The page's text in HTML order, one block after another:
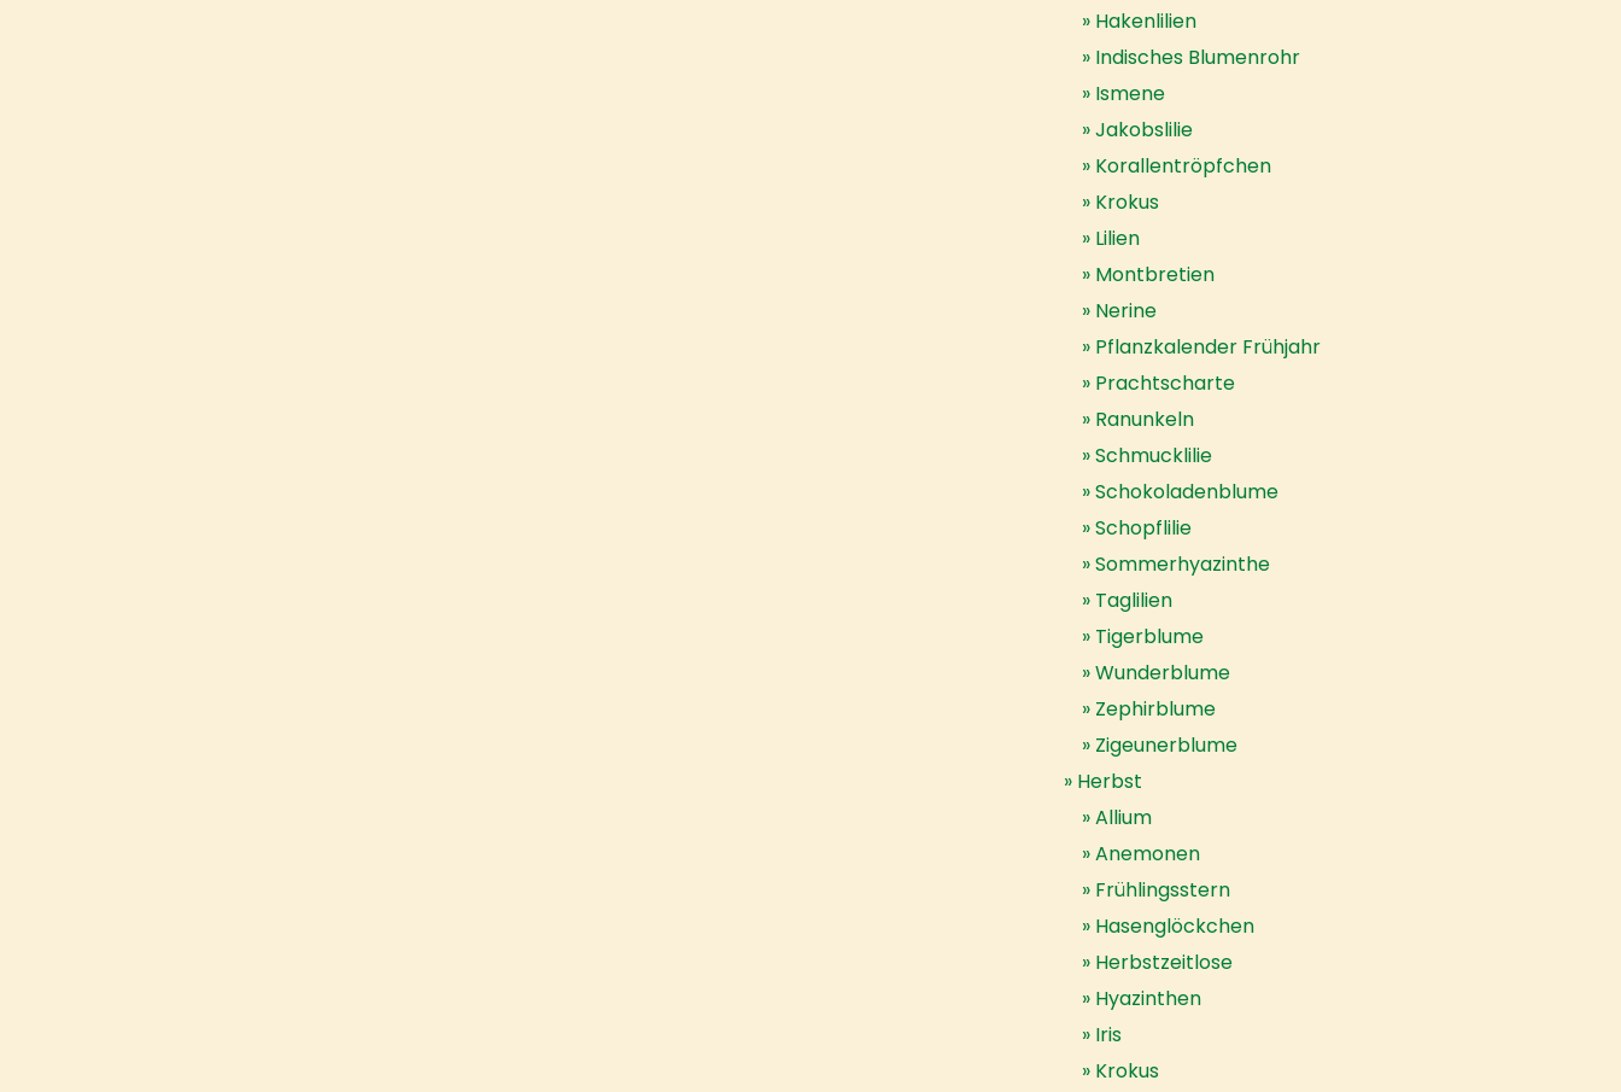
Hakenlilien
Indisches Blumenrohr
Ismene
Jakobslilie
Korallentröpfchen
Krokus
Lilien
Montbretien
Nerine
Pflanzkalender Frühjahr
Prachtscharte
Ranunkeln
Schmucklilie
Schokoladenblume
Schopflilie
Sommerhyazinthe
Taglilien
Tigerblume
Wunderblume
Zephirblume
Zigeunerblume
Herbst
Allium
Anemonen
Frühlingsstern
Hasenglöckchen
Herbstzeitlose
Hyazinthen
Iris
Krokus